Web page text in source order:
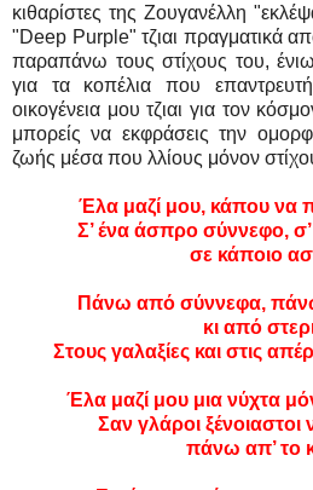
κιθαρίστες της Ζουγανέλλη
"Deep Purple" τζιαι πραγματικά
παραπάνω τους στίχους του,
για τα κοπέλια που
οικογένεια μου τζιαι για τον
μπορείς να εκφράσεις την
ζωής μέσα που λλίους μόνον
Έλα μαζί μου, κάπου να
Σ’ ένα άσπρο σύννεφο,
σε κάποιο
Πάνω από σύννεφα,
κι από
Στους γαλαξίες και στις
Έλα μαζί μου μια νύχτα
Σαν γλάροι ξένοιαστοι
πάνω απ’ το